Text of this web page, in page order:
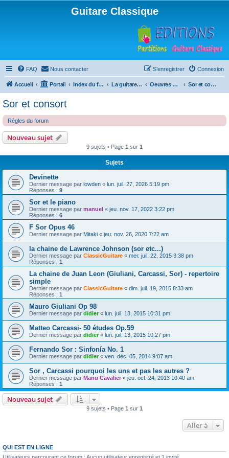
Guitare Classique
FAQ Nous contacter Connexion
S’enregistrer
Accueil Portail Index du forum La guitare : instrument, cours et théorie Oeuvres à la loupe Sor et consort
Sor et consort
Règles du forum
Nouveau sujet
9 sujets • Page 1 sur 1
Sujets
Devinette
Dernier message par lowden « lun. juil. 27, 2026 5:19 pm
Réponses : 9
Sor et le piano
Dernier message par manuel « jeu. nov. 17, 2022 3:22 pm
Réponses : 6
F Sor Opus 46
Dernier message par Mitaki « jeu. nov. 26, 2020 7:22 am
la chaine de Lawrence Johnson (sor etc...)
Dernier message par ClassicGuitare « mer. juil. 22, 2015 3:38 pm
Réponses : 1
La chaine de Juan Leon (Giuliani, Carcassi, Sor) - repertoire
simple
Dernier message par ClassicGuitare « dim. juil. 19, 2015 8:33 am
Réponses : 1
Mauro Giuliani Op 98
Dernier message par didier« lun. juil. 13, 2015 10:31 pm
Matteo Carcassi- 50 études Op.59
Dernier message par didier« lun. juil. 13, 2015 10:27 pm
Fernando Sor : Sinfonía No. 1
Dernier message par didier« ven. déc. 05, 2014 9:07 am
Sor , Carcassi pourquoi les uns et pas les autres ?
Dernier message par Manu Cavalier « jeu. oct. 24, 2013 10:40 am
Réponses : 1
Nouveau sujet
9 sujets • Page 1 sur 1
Aller à
QUI EST EN LIGNE